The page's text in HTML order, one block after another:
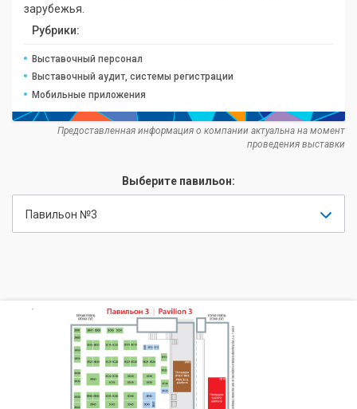
зарубежья.
Рубрики:
Выставочный персонал
Выставочный аудит, системы регистрации
Мобильные приложения
Предоставленная информация о компании актуальна на момент
проведения выставки
Выберите павильон:
Павильон №3